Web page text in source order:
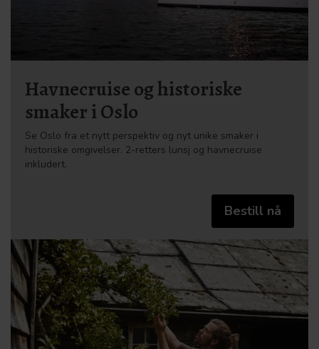
Havnecruise og historiske
smaker i Oslo
Se Oslo fra et nytt perspektiv og nyt unike smaker i
historiske omgivelser. 2-retters lunsj og havnecruise
inkludert.
Bestill nå